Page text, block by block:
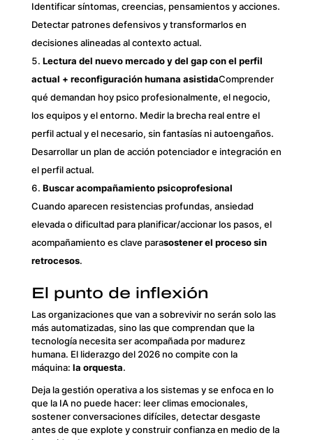
Identificar síntomas, creencias, pensamientos y acciones.
Detectar patrones defensivos y transformarlos en
decisiones alineadas al contexto actual.
Lectura del nuevo mercado y del gap con el perfil
actual + reconfiguración humana asistidaComprender
qué demandan hoy psico profesionalmente, el negocio,
los equipos y el entorno. Medir la brecha real entre el
perfil actual y el necesario, sin fantasías ni autoengaños.
Desarrollar un plan de acción potenciador e integración en
el perfil actual.
Buscar acompañamiento psicoprofesional
Cuando aparecen resistencias profundas, ansiedad
elevada o dificultad para planificar/accionar los pasos, el
acompañamiento es clave parasostener el proceso sin
retrocesos.
El punto de inflexión
Las organizaciones que van a sobrevivir no serán solo las
más automatizadas, sino las que comprendan que la
tecnología necesita ser acompañada por madurez
humana. El liderazgo del 2026 no compite con la
máquina: la orquesta.
Deja la gestión operativa a los sistemas y se enfoca en lo
que la IA no puede hacer: leer climas emocionales,
sostener conversaciones difíciles, detectar desgaste
antes de que explote y construir confianza en medio de la